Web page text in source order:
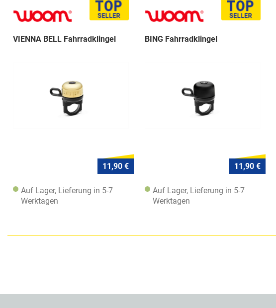
VIENNA BELL Fahrradklingel
11,90 €
Auf Lager, Lieferung in 5-7
Werktagen
BING Fahrradklingel
11,90 €
Auf Lager, Lieferung in 5-7
Werktagen